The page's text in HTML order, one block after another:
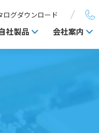
ログダウンロード
社製品 会社案内